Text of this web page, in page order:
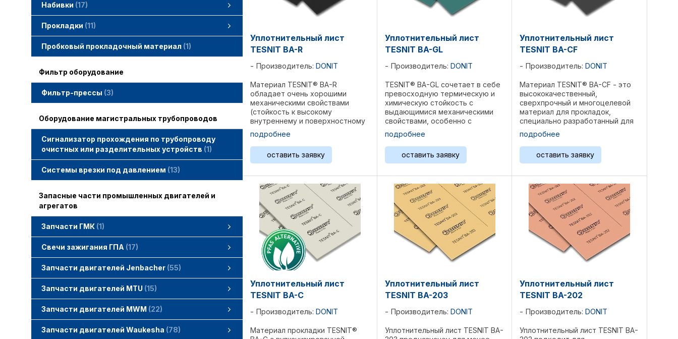
Набивки 17
Прокладки 11
Пробковый прокладочный материал 1
Фильтр оборудование
Фильтр-прессы 3
Оборудование магистральных трубопроводов
Сигнализатор прохождения по трубопроводу
очистных или разделительных устройств 1
Системы врезки под давлением 13
Запасные части промышленных двигателей и
агрегатов
Запчасти ГМК 1
Свечи зажигания ГПА 17
Запчасти двигателей Jenbacher 55
Запчасти двигателей MTU 15
Запчасти двигателей MWM 22
Запчасти двигателей Waukesha 78
Уплотнительный лист
TESNIT BA-R
Производитель: DONIT
Материал TESNIT® BA-R
обладает очень хорошими
механическими свойствами
(стойкость к высокому
внутреннему и поверхностному
давлению). ТСНИТ® БА-Р
предназначен для
автомобильной и
двигателестроительной
промышленности. Структура:
Арамидные волокна, ...
подробнее
оставить заявку
Уплотнительный лист
TESNIT BA-GL
Производитель: DONIT
TESNIT® BA-GL сочетает в себе
превосходную термическую и
химическую стойкость с
выдающимися механическими
свойствами, особенно с
сохранением крутящего
момента болта. Таким образом,
TESNIT® BA-GL особенно
подходит для газо- и
пароснабжения, систем ...
подробнее
оставить заявку
Уплотнительный лист
TESNIT BA-CF
Производитель: DONIT
Материал TESNIT® BA-CF - это
высококачественный,
сверхпрочный и многоцелевой
материал для прокладок,
специально разработанный для
термомеханических применений
в химической промышленности и
пароснабжении. Он непроницаем
для органических жидкостей ...
подробнее
оставить заявку
Уплотнительный лист
TESNIT BA-C
Производитель: DONIT
Материал прокладки TESNIT®
Уплотнительный лист
TESNIT BA-203
Производитель: DONIT
Уплотнительный лист TESNIT BA-
Уплотнительный лист
TESNIT BA-202
Производитель: DONIT
Уплотнительный лист TESNIT BA-